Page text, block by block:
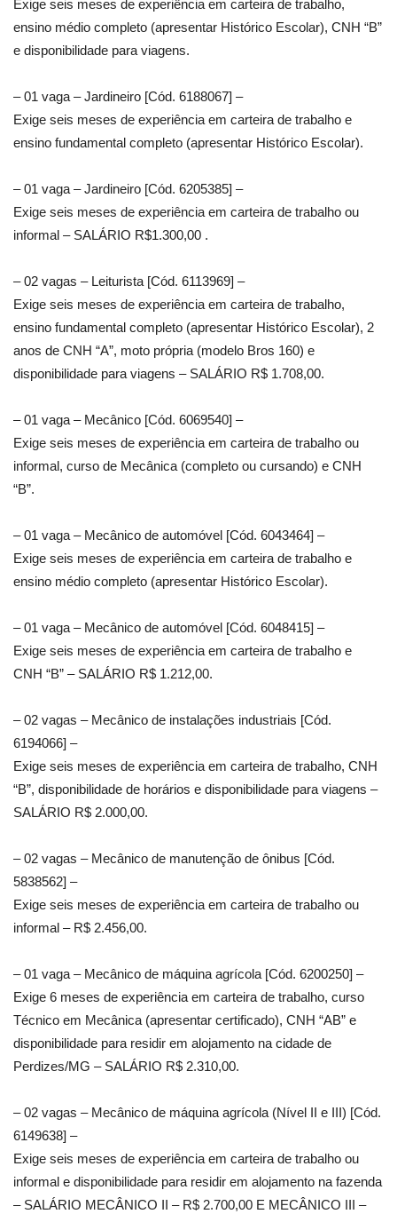
Exige seis meses de experiência em carteira de trabalho,
ensino médio completo (apresentar Histórico Escolar), CNH “B”
e disponibilidade para viagens.
– 01 vaga – Jardineiro [Cód. 6188067] –
Exige seis meses de experiência em carteira de trabalho e
ensino fundamental completo (apresentar Histórico Escolar).
– 01 vaga – Jardineiro [Cód. 6205385] –
Exige seis meses de experiência em carteira de trabalho ou
informal – SALÁRIO R$1.300,00 .
– 02 vagas – Leiturista [Cód. 6113969] –
Exige seis meses de experiência em carteira de trabalho,
ensino fundamental completo (apresentar Histórico Escolar), 2
anos de CNH “A”, moto própria (modelo Bros 160) e
disponibilidade para viagens – SALÁRIO R$ 1.708,00.
– 01 vaga – Mecânico [Cód. 6069540] –
Exige seis meses de experiência em carteira de trabalho ou
informal, curso de Mecânica (completo ou cursando) e CNH
“B”.
– 01 vaga – Mecânico de automóvel [Cód. 6043464] –
Exige seis meses de experiência em carteira de trabalho e
ensino médio completo (apresentar Histórico Escolar).
– 01 vaga – Mecânico de automóvel [Cód. 6048415] –
Exige seis meses de experiência em carteira de trabalho e
CNH “B” – SALÁRIO R$ 1.212,00.
– 02 vagas – Mecânico de instalações industriais [Cód.
6194066] –
Exige seis meses de experiência em carteira de trabalho, CNH
“B”, disponibilidade de horários e disponibilidade para viagens –
SALÁRIO R$ 2.000,00.
– 02 vagas – Mecânico de manutenção de ônibus [Cód.
5838562] –
Exige seis meses de experiência em carteira de trabalho ou
informal – R$ 2.456,00.
– 01 vaga – Mecânico de máquina agrícola [Cód. 6200250] –
Exige 6 meses de experiência em carteira de trabalho, curso
Técnico em Mecânica (apresentar certificado), CNH “AB” e
disponibilidade para residir em alojamento na cidade de
Perdizes/MG – SALÁRIO R$ 2.310,00.
– 02 vagas – Mecânico de máquina agrícola (Nível II e III) [Cód.
6149638] –
Exige seis meses de experiência em carteira de trabalho ou
informal e disponibilidade para residir em alojamento na fazenda
– SALÁRIO MECÂNICO II – R$ 2.700,00 E MECÂNICO III –